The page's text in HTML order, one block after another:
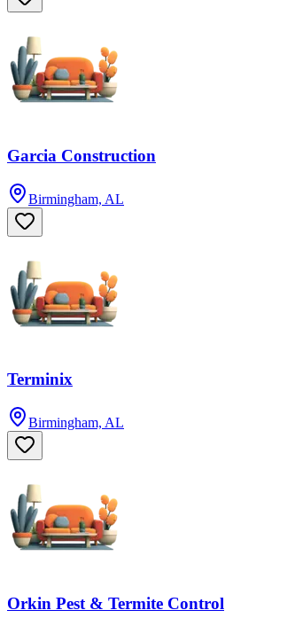
Garcia Construction
Birmingham, AL
Terminix
Birmingham, AL
Orkin Pest & Termite Control